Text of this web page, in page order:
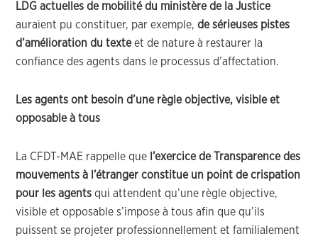
LDG actuelles de mobilité du ministère de la Justice
auraient pu constituer, par exemple,de sérieuses pistes
d’amélioration du texteet de nature à restaurer la
confiance des agents dans le processus d’affectation.
Les agents ont besoin d’une règle objective, visible et
opposable à tous
La CFDT-MAE rappelle que l’exercice de Transparence des
mouvements à l’étranger constitue un point de crispation
pour les agents qui attendent qu’une règle objective,
visible et opposable s’impose à tous afin que qu’ils
puissent se projeter professionnellement et familialement